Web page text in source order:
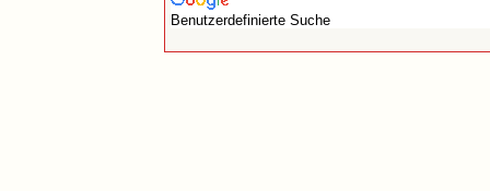
Benutzerdefinierte Suche